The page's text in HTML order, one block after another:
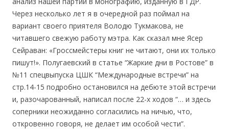
Через несколько лет я в очередной раз поймал на
вариант своего приятеля Володю Тукмакова, не
читавшего свежую работу мэтра. Как сказал мне Ясер
Сейраван: «Гроссмейстеры книг не читают, они их только
пишут!». Полугаевский в статье “Жаркие дни в Ростове” в
№11 спецвыпуска ЦШК “Международные встречи” на
стр.14-15 подробно остановился на дебюте этой встречи
и, разочарованный, написал после 22-х ходов “… и здесь
соперники неожиданно согласились на ничью, что,
откровенно говоря, не делает им особой чести”.